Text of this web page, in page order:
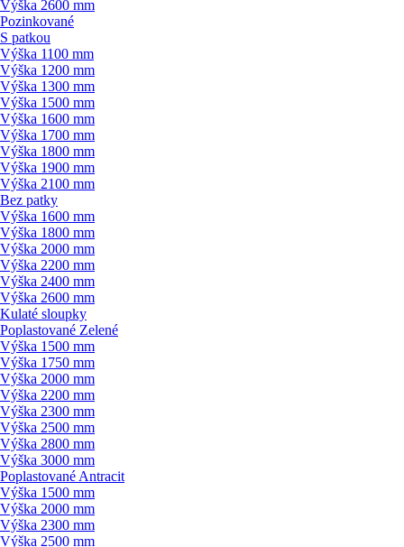
Výška 2600 mm
Pozinkované
S patkou
Výška 1100 mm
Výška 1200 mm
Výška 1300 mm
Výška 1500 mm
Výška 1600 mm
Výška 1700 mm
Výška 1800 mm
Výška 1900 mm
Výška 2100 mm
Bez patky
Výška 1600 mm
Výška 1800 mm
Výška 2000 mm
Výška 2200 mm
Výška 2400 mm
Výška 2600 mm
Kulaté sloupky
Poplastované Zelené
Výška 1500 mm
Výška 1750 mm
Výška 2000 mm
Výška 2200 mm
Výška 2300 mm
Výška 2500 mm
Výška 2800 mm
Výška 3000 mm
Poplastované Antracit
Výška 1500 mm
Výška 2000 mm
Výška 2300 mm
Výška 2500 mm